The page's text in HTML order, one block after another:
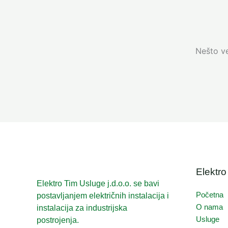
Nešto
Elektro Tim Usluge j.d.o.o. se bavi
postavljanjem električnih instalacija i
instalacija za industrijska
postrojenja.
Elektro
Početna
O nama
Usluge